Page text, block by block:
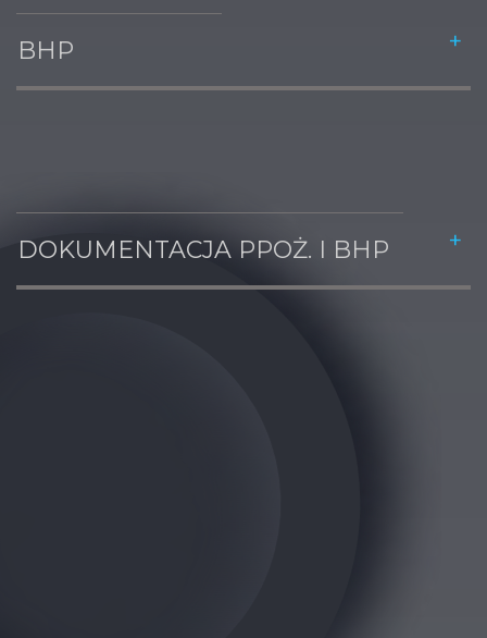
BHP
DOKUMENTACJA PPOŻ. I BHP